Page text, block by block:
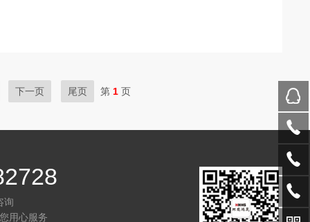
下一页 尾页 第 1页
询
用心服务